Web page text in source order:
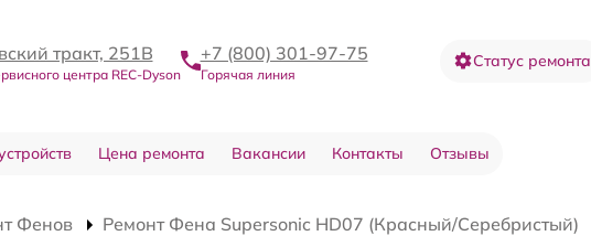
тракт, 251В
центра REC-Dyson
+7 (800) 301-97-75
Горячая линия
Статус ремонта
Цена ремонта Вакансии Контакты Отзывы
Фенов
Ремонт Фена Supersonic HD07 (Красный/Серебристый)